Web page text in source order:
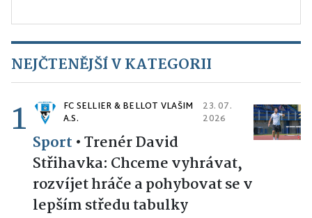
NEJČTENĚJŠÍ V KATEGORII
1
FC SELLIER & BELLOT VLAŠIM
A.S.
23. 07.
2026
Sport •Trenér David
Střihavka: Chceme vyhrávat,
rozvíjet hráče a pohybovat se v
lepším středu tabulky